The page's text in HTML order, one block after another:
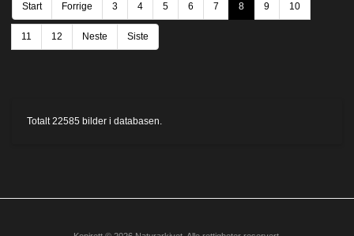
Start Forrige 3 4 5 6 7 8 9 10
11 12 Neste Siste
Totalt 22585 bilder i databasen.